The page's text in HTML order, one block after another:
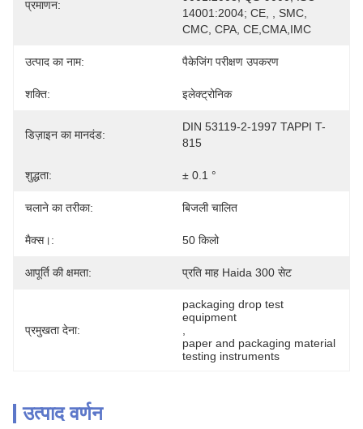
प्रमाणन:
14001:2004; CE, , SMC,
CMC, CPA, CE,CMA,IMC
उत्पाद का नाम: पैकेजिंग परीक्षण उपकरण
शक्ति: इलेक्ट्रोनिक
डिज़ाइन का मानदंड:
DIN 53119-2-1997 TAPPI T-
815
शुद्धता: ± 0.1 °
चलाने का तरीका: बिजली चालित
मैक्स।: 50 किलो
आपूर्ति की क्षमता: प्रति माह Haida 300 सेट
प्रमुखता देना:
packaging drop test
equipment
paper and packaging material
testing instruments
उत्पाद वर्णन